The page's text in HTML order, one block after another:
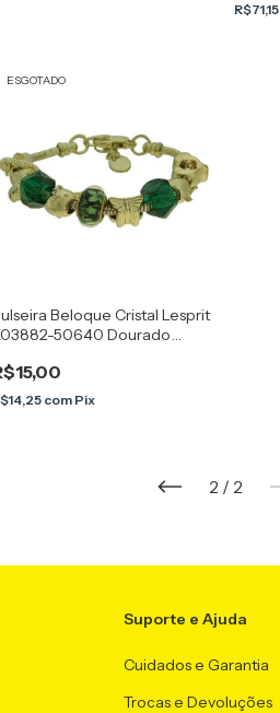
R$71,15
ESGOTADO
Beloque Cristal Lesprit
50640 Dourado
com Pix
2 / 2
Suporte e Ajuda
Cuidados e Garantia
Trocas e Devoluções